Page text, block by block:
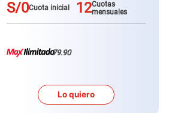
S/0Cuota inicial 12Cuotas
mensuales
79.90
Lo quiero